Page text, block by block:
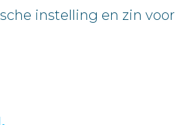
instelling en zin